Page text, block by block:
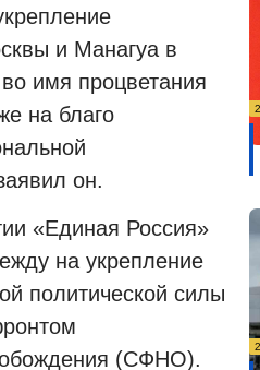
и Манагуа в
имя процветания
на благо
он.
«Единая Россия»
на укрепление
политической силы
(СФНО).